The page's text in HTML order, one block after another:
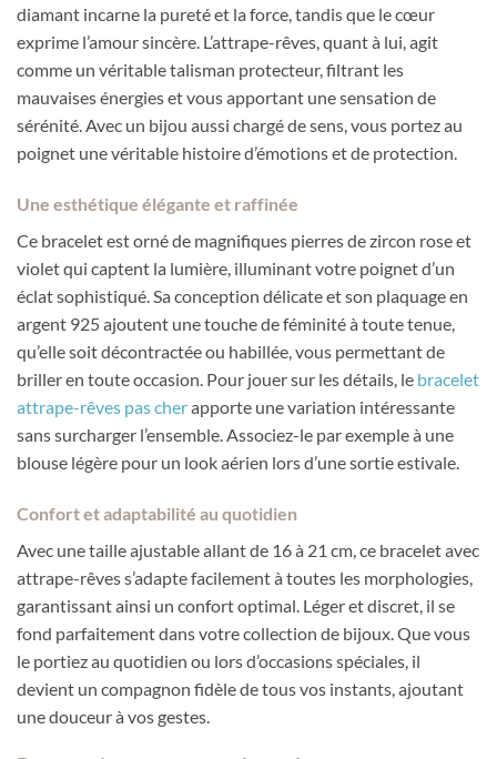
diamant incarne la pureté et la force, tandis que le cœur
exprime l’amour sincère. L’attrape-rêves, quant à lui, agit
comme un véritable talisman protecteur, filtrant les
mauvaises énergies et vous apportant une sensation de
sérénité. Avec un bijou aussi chargé de sens, vous portez au
poignet une véritable histoire d’émotions et de protection.
Une esthétique élégante et raffinée
Ce bracelet est orné de magnifiques pierres de zircon rose et
violet qui captent la lumière, illuminant votre poignet d’un
éclat sophistiqué. Sa conception délicate et son plaquage en
argent 925 ajoutent une touche de féminité à toute tenue,
qu’elle soit décontractée ou habillée, vous permettant de
briller en toute occasion. Pour jouer sur les détails, le bracelet
attrape-rêves pas cherapporte une variation intéressante
sans surcharger l’ensemble. Associez-le par exemple à une
blouse légère pour un look aérien lors d’une sortie estivale.
Confort et adaptabilité au quotidien
Avec une taille ajustable allant de 16 à 21 cm, ce bracelet avec
attrape-rêves s’adapte facilement à toutes les morphologies,
garantissant ainsi un confort optimal. Léger et discret, il se
fond parfaitement dans votre collection de bijoux. Que vous
le portiez au quotidien ou lors d’occasions spéciales, il
devient un compagnon fidèle de tous vos instants, ajoutant
une douceur à vos gestes.